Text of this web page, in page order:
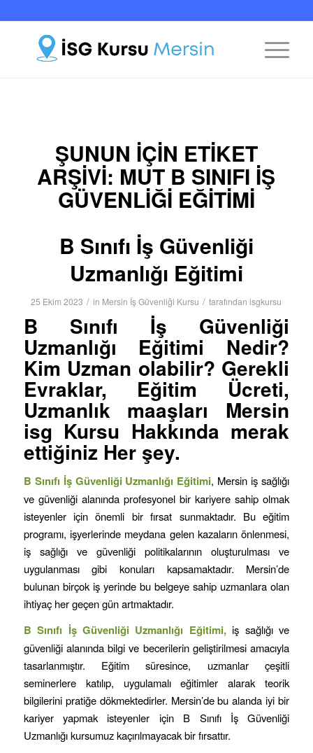
ŞUNUN IÇIN ETIKET
ARŞIVI: MUT B SINIFI İŞ
GÜVENLIĞI EĞITIMI
B Sınıfı İş Güvenliği
Uzmanlığı Eğitimi
25 Ekim 2023 / in Mersin İş Güvenliği Kursu / tarafındanisgkursu
B Sınıfı İş Güvenliği
Uzmanlığı Eğitimi Nedir?
Kim Uzman olabilir? Gerekli
Evraklar, Eğitim Ücreti,
Uzmanlık maaşları Mersin
isg Kursu Hakkında merak
ettiğiniz Her şey.
B Sınıfı İş Güvenliği Uzmanlığı Eğitimi, Mersin iş sağlığı
ve güvenliği alanında profesyonel bir kariyere sahip olmak
isteyenler için önemli bir fırsat sunmaktadır. Bu eğitim
programı, işyerlerinde meydana gelen kazaların önlenmesi,
iş sağlığı ve güvenliği politikalarının oluşturulması ve
uygulanması gibi konuları kapsamaktadır. Mersin’de
bulunan birçok iş yerinde bu belgeye sahip uzmanlara olan
ihtiyaç her geçen gün artmaktadır.
B Sınıfı İş Güvenliği Uzmanlığı Eğitimi,iş sağlığı ve
güvenliği alanında bilgi ve becerilerin geliştirilmesi amacıyla
tasarlanmıştır. Eğitim süresince, uzmanlar çeşitli
seminerlere katılıp, uygulamalı eğitimler alarak teorik
bilgilerini pratiğe dökmektedirler. Mersin’de bu alanda iyi bir
kariyer yapmak isteyenler için B Sınıfı İş Güvenliği
Uzmanlığı kursumuz kaçırılmayacak bir fırsattır.